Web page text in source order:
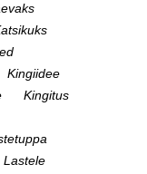
Kingiidee
Kingitus
Lastele